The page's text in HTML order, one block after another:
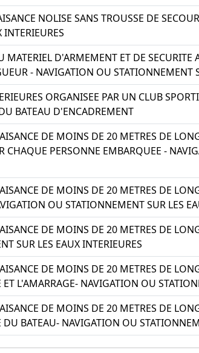
NOLISE SANS TROUSSE DE
D'ARMEMENT ET DE SECURITE
- NAVIGATION OU STATIONNEMENT
ORGANISEE PAR UN CLUB
BATEAU D'ENCADREMENT
DE MOINS DE 20 METRES DE
CHAQUE PERSONNE EMBARQUEE -
DE MOINS DE 20 METRES DE
OU STATIONNEMENT SUR LES
DE MOINS DE 20 METRES DE
SUR LES EAUX INTERIEURES
DE MOINS DE 20 METRES DE
L'AMARRAGE- NAVIGATION OU
DE MOINS DE 20 METRES DE
DU BATEAU- NAVIGATION OU